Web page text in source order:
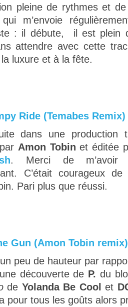
pleine de rythmes et
m’envoie
: il débute, il est plein
attendre avec cette
luxure et à la fête.
Ride (Temabes Remix)
dans une production
Amon Tobin et éditée
. Merci de
C’était courageux
Pari plus que réussi.
Gun (Amon Tobin
peu de hauteur par
découverte de P. du
de Yolanda Be Cool et
pour tous les goûts alors